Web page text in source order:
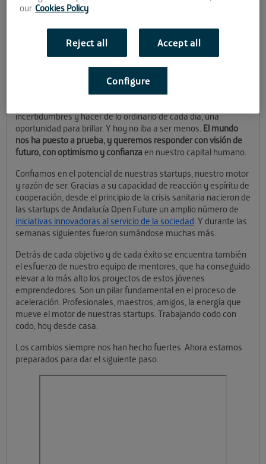
todos miembros de la gran
#FamiliaAOFy que han conseguido
crear una red global de emprendedores jóvenes, andaluces y
pioneros en el sector tecnológico.
En toda nuestra historia hemos sabido anticiparnos a los
incertidumbres y hacer de lo ordinario de cada día, una
oportunidad para brillar. Y hoy no iba a ser menos. El mundo
nos ha puesto a prueba, y queremos responder con visión de
futuro, con optimismo y confianza en nuestro capital humano.
Confiamos en el potencial de nuestras startups, nuestro motor
y razón de ser. Gracias a su capacidad de reacción y espíritu de
cooperación, desde el principio de la crisis sanitaria nacieron de
las startups de Andalucía Open Future un amplio número de
iniciativas innovadoras al servicio de la sociedad. Y durante las
semanas siguientes fueron sumándose muchas más.
Detrás de cada objetivo y de cada éxito se encuentra también
el esfuerzo de nuestro equipo de mentores, que ha conseguido
elevar a lo más alto los proyectos de estos jóvenes
emprendedores. Son un pilar fundamental en el proceso de
aceleración. Profesionales, maestros, amigos, la energía que
mueve el motor de nuestras startups. Trabajando codo con
codo, hoy desde casa.
Los cambios siempre nos han hecho fuertes. Ahora estamos
preparados para dar el siguiente paso.
our Cookies Policy
Reject all Accept all
Configure